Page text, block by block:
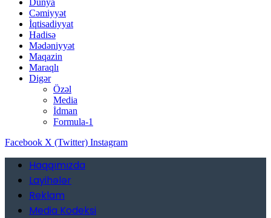
Dünya
Cəmiyyət
İqtisadiyyat
Hadisə
Mədəniyyət
Maqazin
Maraqlı
Digər
Özəl
Media
İdman
Formula-1
Facebook X (Twitter) Instagram
Haqqımızda
Layihələr
Reklam
Media Kodeksi